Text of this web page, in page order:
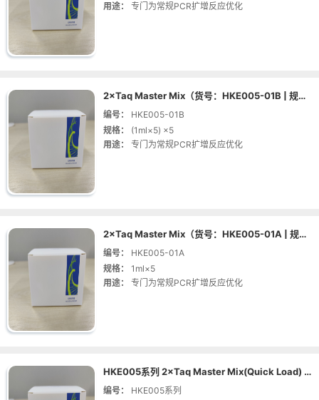
用途：
专门为常规PCR扩增反应优化
2×Taq Master Mix（货号：HKE005-01B | 规格：(1ml×5) ×5）
编号：
HKE005-01B
规格：
(1ml×5) ×5
用途：
专门为常规PCR扩增反应优化
2×Taq Master Mix（货号：HKE005-01A | 规格：1ml×5）
编号：
HKE005-01A
规格：
1ml×5
用途：
专门为常规PCR扩增反应优化
HKE005系列 2×Taq Master Mix(Quick Load) Mix预混液
编号：
HKE005系列